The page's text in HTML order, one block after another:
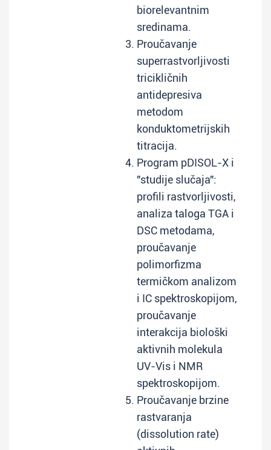
biorelevantnim
sredinama.
Proučavanje
superrastvorljivosti
tricikličnih
antidepresiva
metodom
konduktometrijskih
titracija.
Program pDISOL-X i
"studije slučaja":
profili rastvorljivosti,
analiza taloga TGA i
DSC metodama,
proučavanje
polimorfizma
termičkom analizom
i IC spektroskopijom,
proučavanje
interakcija biološki
aktivnih molekula
UV-Vis i NMR
spektroskopijom.
Proučavanje brzine
rastvaranja
(dissolution rate)